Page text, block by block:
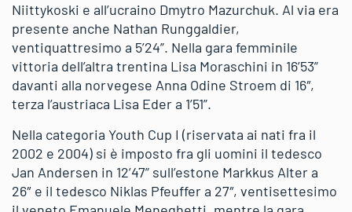
Niittykoski e all’ucraino Dmytro Mazurchuk. Al via era
presente anche Nathan Runggaldier,
ventiquattresimo a 5’24”. Nella gara femminile
vittoria dell’altra trentina Lisa Moraschini in 16’53”
davanti alla norvegese Anna Odine Stroem di 16″,
terza l’austriaca Lisa Eder a 1’51”.
Nella categoria Youth Cup I (riservata ai nati fra il
2002 e 2004) si è imposto fra gli uomini il tedesco
Jan Andersen in 12’47” sull’estone Markkus Alter a
26″ e il tedesco Niklas Pfeuffer a 27″, ventisettesimo